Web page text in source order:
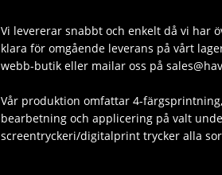
Vi levererar snabbt och enkelt då vi har
klara för omgående leverans på vårt
webb-butik eller mailar oss på
Vår produktion omfattar 4-
bearbetning och applicering på valt
screentryckeri/digitalprint trycker alla